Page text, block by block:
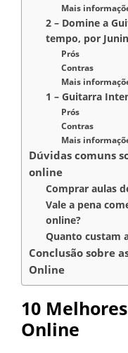
Mais
2 – Domine a
tempo, por
Prós
Contras
Mais
1 – Guitarra
Prós
Contras
Mais
Dúvidas comuns
online
Comprar aulas
Vale a pena
online?
Quanto custam
Conclusão sobre
Online
10
Online